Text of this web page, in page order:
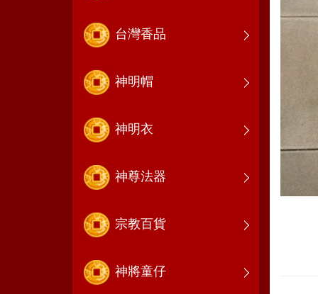
台灣香品
神明帽
神明衣
神尊法器
宗教百貨
神將童仔